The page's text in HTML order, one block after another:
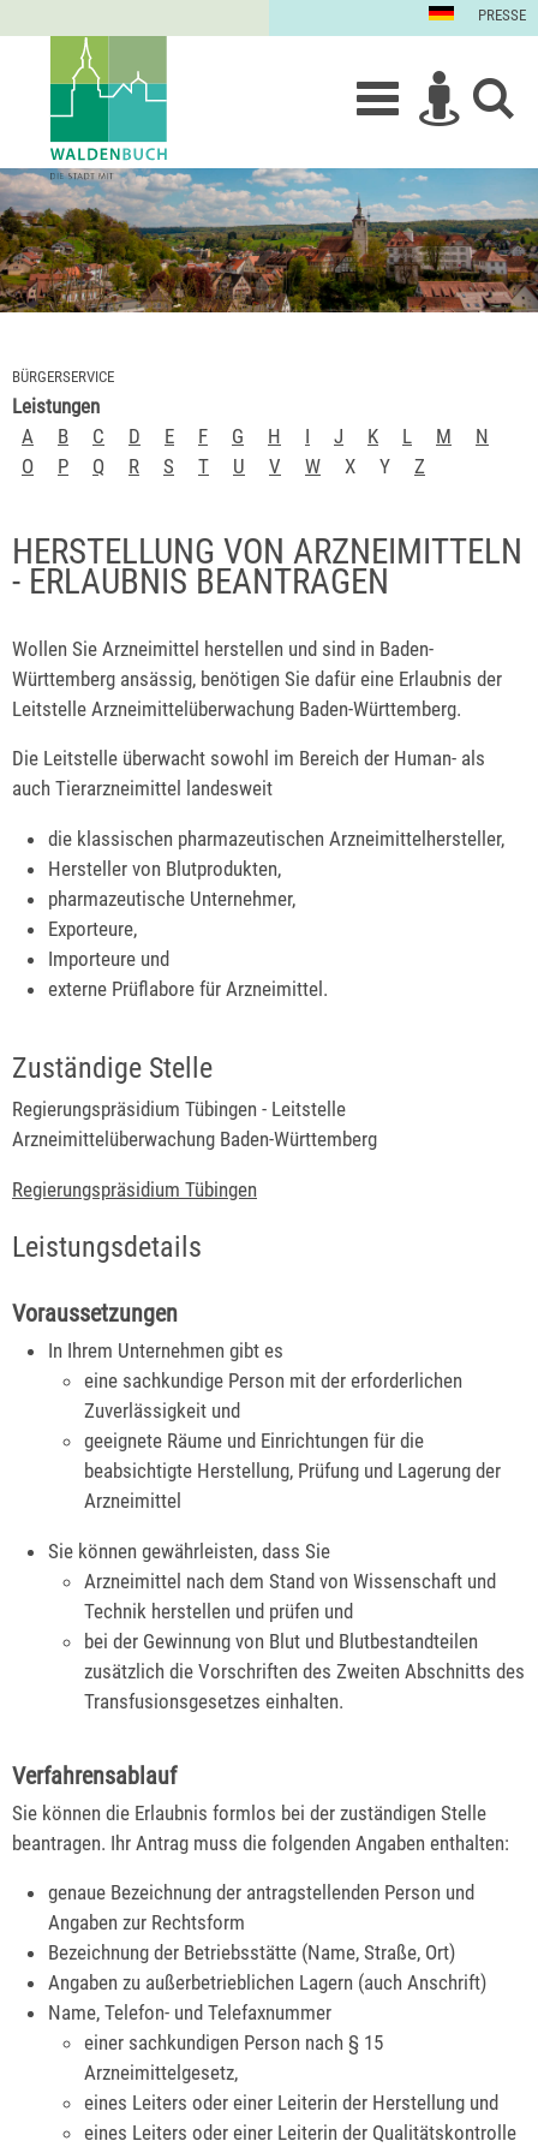
PRESSE
BÜRGERSERVICE
Leistungen
A
B C D E F G H I J K L M
N
O
P Q R S T U V W X Y Z
HERSTELLUNG VON ARZNEIMITTELN
- ERLAUBNIS BEANTRAGEN
Wollen Sie Arzneimittel herstellen und sind in Baden-
Württemberg ansässig, benötigen Sie dafür eine Erlaubnis der
Leitstelle Arzneimittelüberwachung Baden-Württemberg.
Die Leitstelle überwacht sowohl im Bereich der Human- als
auch Tierarzneimittel landesweit
die klassischen pharmazeutischen Arzneimittelhersteller,
Hersteller von Blutprodukten,
pharmazeutische Unternehmer,
Exporteure,
Importeure und
externe Prüflabore für Arzneimittel.
Zuständige Stelle
Regierungspräsidium Tübingen - Leitstelle
Arzneimittelüberwachung Baden-Württemberg
Regierungspräsidium Tübingen
Leistungsdetails
Voraussetzungen
In Ihrem Unternehmen gibt es
eine sachkundige Person mit der erforderlichen
Zuverlässigkeit und
geeignete Räume und Einrichtungen für die
beabsichtigte Herstellung, Prüfung und Lagerung der
Arzneimittel
Sie können gewährleisten, dass Sie
Arzneimittel nach dem Stand von Wissenschaft und
Technik herstellen und prüfen und
bei der Gewinnung von Blut und Blutbestandteilen
zusätzlich die Vorschriften des Zweiten Abschnitts des
Transfusionsgesetzes einhalten.
Verfahrensablauf
Sie können die Erlaubnis formlos bei der zuständigen Stelle
beantragen. Ihr Antrag muss die folgenden Angaben enthalten:
genaue Bezeichnung der antragstellenden Person und
Angaben zur Rechtsform
Bezeichnung der Betriebsstätte (Name, Straße, Ort)
Angaben zu außerbetrieblichen Lagern (auch Anschrift)
Name, Telefon- und Telefaxnummer
einer sachkundigen Person nach § 15
Arzneimittelgesetz,
eines Leiters oder einer Leiterin der Herstellung und
eines Leiters oder einer Leiterin der Qualitätskontrolle